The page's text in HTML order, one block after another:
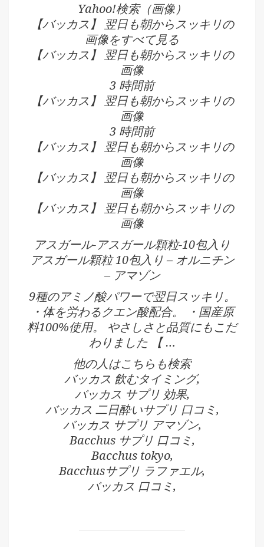
Yahoo!検索（画像）
【バッカス】 翌日も朝からスッキリの
画像をすべて見る
【バッカス】 翌日も朝からスッキリの
画像
3 時間前
【バッカス】 翌日も朝からスッキリの
画像
3 時間前
【バッカス】 翌日も朝からスッキリの
画像
【バッカス】 翌日も朝からスッキリの
画像
【バッカス】 翌日も朝からスッキリの
画像
アスガール-アスガール顆粒-10包入り
アスガール顆粒 10包入り – オルニチン
– アマゾン
9種のアミノ酸パワーで翌日スッキリ。
・体を労わるクエン酸配合。 ・国産原
料100%使用。 やさしさと品質にもこだ
わりました 【 …
他の人はこちらも検索
バッカス 飲むタイミング,
バッカス サプリ 効果,
バッカス 二日酔いサプリ 口コミ,
バッカス サプリ アマゾン,
Bacchus サプリ 口コミ,
Bacchus tokyo,
Bacchusサプリ ラファエル,
バッカス 口コミ,